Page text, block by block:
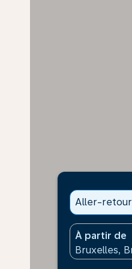
Aller-retour
À partir de